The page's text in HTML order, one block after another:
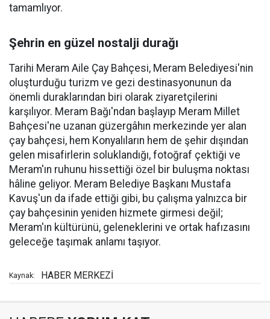
tamamlıyor.
Şehrin en güzel nostalji durağı
Tarihi Meram Aile Çay Bahçesi, Meram Belediyesi'nin
oluşturduğu turizm ve gezi destinasyonunun da
önemli duraklarından biri olarak ziyaretçilerini
karşılıyor. Meram Bağı'ndan başlayıp Meram Millet
Bahçesi'ne uzanan güzergâhın merkezinde yer alan
çay bahçesi, hem Konyalıların hem de şehir dışından
gelen misafirlerin soluklandığı, fotoğraf çektiği ve
Meram'ın ruhunu hissettiği özel bir buluşma noktası
hâline geliyor. Meram Belediye Başkanı Mustafa
Kavuş'un da ifade ettiği gibi, bu çalışma yalnızca bir
çay bahçesinin yeniden hizmete girmesi değil;
Meram'ın kültürünü, geleneklerini ve ortak hafızasını
geleceğe taşımak anlamı taşıyor.
Kaynak: HABER MERKEZİ